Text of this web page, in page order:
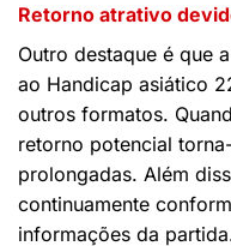
Retorno atrativo
Outro destaque é que
ao Handicap asiático
outros formatos.
retorno potencial
prolongadas. Além
continuamente
informações da